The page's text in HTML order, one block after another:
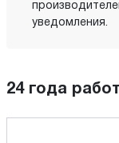
уведомления.
24 года